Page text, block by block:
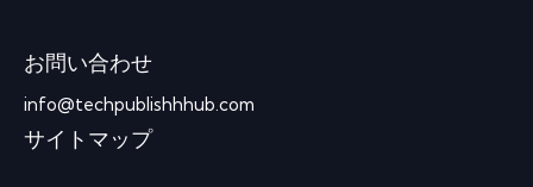
お問い合わせ
info@techpublishhhub.com
サイトマップ